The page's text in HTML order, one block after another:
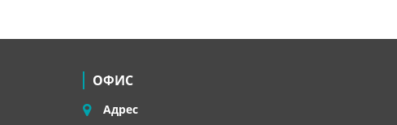
ОФИС
Адрес